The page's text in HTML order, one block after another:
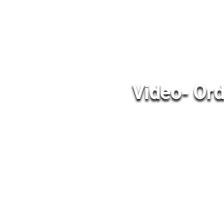
Video-